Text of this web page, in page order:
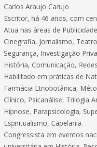
Carlos Araujo Carujo
Escritor, há 46 anos, com
Atua nas áreas de
Cinegrafia, Jornalismo,
Segurança, Investigação
História, Comunicação,
Habilitado em práticas de
Farmácia Etnobotânica,
Clínico, Psicanálise, Trilogia
Hipnose, Parapsicologia,
Espiritualismo, Capelania.
Congressista em eventos